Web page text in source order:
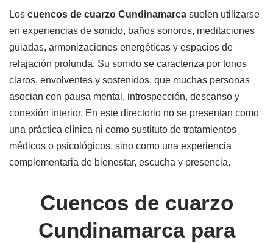
Los cuencos de cuarzo Cundinamarca suelen utilizarse
en experiencias de sonido, baños sonoros, meditaciones
guiadas, armonizaciones energéticas y espacios de
relajación profunda. Su sonido se caracteriza por tonos
claros, envolventes y sostenidos, que muchas personas
asocian con pausa mental, introspección, descanso y
conexión interior. En este directorio no se presentan como
una práctica clínica ni como sustituto de tratamientos
médicos o psicológicos, sino como una experiencia
complementaria de bienestar, escucha y presencia.
Cuencos de cuarzo
Cundinamarca para